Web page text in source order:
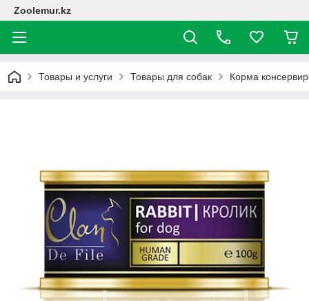
Zoolemur.kz
Товары и услуги Товары для собак Корма